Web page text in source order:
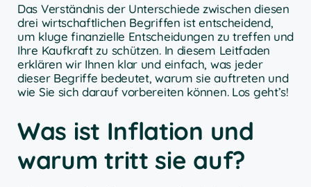
Das Verständnis der Unterschiede zwischen diesen
drei wirtschaftlichen Begriffen ist entscheidend,
um kluge finanzielle Entscheidungen zu treffen und
Ihre Kaufkraft zu schützen. In diesem Leitfaden
erklären wir Ihnen klar und einfach, was jeder
dieser Begriffe bedeutet, warum sie auftreten und
wie Sie sich darauf vorbereiten können. Los geht’s!
Was ist Inflation und
warum tritt sie auf?